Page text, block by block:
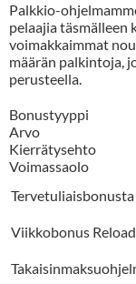
Palkkio-
pelaajia täsmälleen
voimakkaimmat
määrän palkintoja,
perusteella.
Bonustyyppi
Arvo
Kierrätysehto
Voimassaolo
Tervetuliaisbonusta
Viikkobonus Reload